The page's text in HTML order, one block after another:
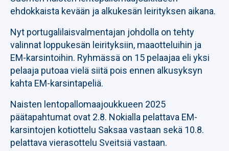
ehdokkaista kevään ja alkukesän leirityksen aikana.
Nyt portugalilaisvalmentajan johdolla on tehty
valinnat loppukesän leirityksiin, maaotteluihin ja
EM-karsintoihin. Ryhmässä on 15 pelaajaa eli yksi
pelaaja putoaa vielä siitä pois ennen alkusyksyn
kahta EM-karsintapeliä.
Naisten lentopallomaajoukkueen 2025
päätapahtumat ovat 2.8. Nokialla pelattava EM-
karsintojen kotiottelu Saksaa vastaan sekä 10.8.
pelattava vierasottelu Sveitsiä vastaan.